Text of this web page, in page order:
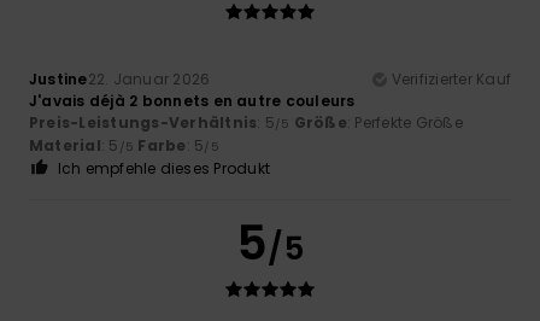
Justine22. Januar 2026
Verifizierter Kauf
J'avais déjà 2 bonnets en autre couleurs
Preis-Leistungs-Verhältnis: 5/5 Größe: Perfekte Größe
Material: 5 /5 Farbe: 5/5
Ich empfehle dieses Produkt
5/5